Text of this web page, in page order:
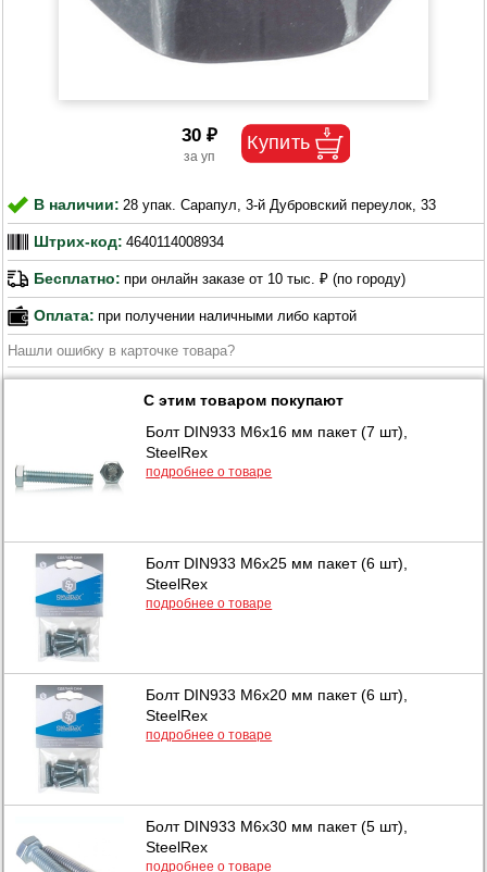
30 ₽
В наличии: 28 упак. Сарапул, 3-й Дубровский переулок, 33
Штрих-код: 4640114008934
Бесплатно: при онлайн заказе от 10 тыс. ₽ (по городу)
Оплата: при получении наличными либо картой
Нашли ошибку в карточке товара?
С этим товаром покупают
Болт DIN933 М6х16 мм пакет (7 шт),
SteelRex
подробнее о товаре
Болт DIN933 М6х25 мм пакет (6 шт),
SteelRex
подробнее о товаре
Болт DIN933 М6х20 мм пакет (6 шт),
SteelRex
подробнее о товаре
Болт DIN933 М6х30 мм пакет (5 шт),
SteelRex
подробнее о товаре